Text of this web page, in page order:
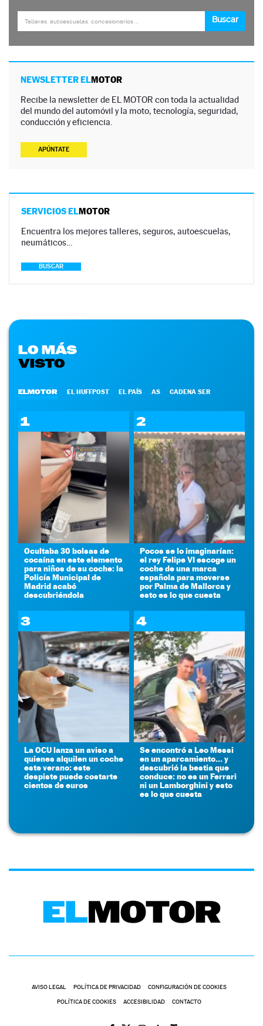
NEWSLETTER ELMOTOR
Recibe la newsletter de EL MOTOR con toda la actualidad
del mundo del automóvil y la moto, tecnología, seguridad,
conducción y eficiencia.
APÚNTATE
SERVICIOS ELMOTOR
Encuentra los mejores talleres, seguros, autoescuelas,
neumáticos…
BUSCAR
LO MÁS
VISTO
ELMOTOR EL HUFFPOST EL PAÍS AS CADENA SER
1
Ocultaba 30 bolsas de
cocaína en este elemento
para niños de su coche: la
Policía Municipal de
Madrid acabó
descubriéndola
2
Pocos se lo imaginarían:
el rey Felipe VI escoge un
coche de una marca
española para moverse
por Palma de Mallorca y
esto es lo que cuesta
3
La OCU lanza un aviso a
quienes alquilen un coche
este verano: este
despiste puede costarte
cientos de euros
4
Se encontró a Leo Messi
en un aparcamiento... y
descubrió la bestia que
conduce: no es un Ferrari
ni un Lamborghini y esto
es lo que cuesta
AVISO LEGAL POLÍTICA DE PRIVACIDAD CONFIGURACIÓN DE COOKIES
POLÍTICA DE COOKIES ACCESIBILIDAD CONTACTO